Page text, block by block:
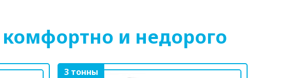
и недорого
3 тонны